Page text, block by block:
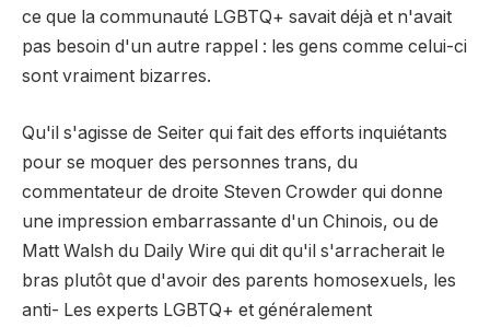
ce que la communauté LGBTQ+ savait déjà et n'avait
pas besoin d'un autre rappel : les gens comme celui-ci
sont vraiment bizarres.
Qu'il s'agisse de Seiter qui fait des efforts inquiétants
pour se moquer des personnes trans, du
commentateur de droite Steven Crowder qui donne
une impression embarrassante d'un Chinois, ou de
Matt Walsh du Daily Wire qui dit qu'il s'arracherait le
bras plutôt que d'avoir des parents homosexuels, les
anti- Les experts LGBTQ+ et généralement